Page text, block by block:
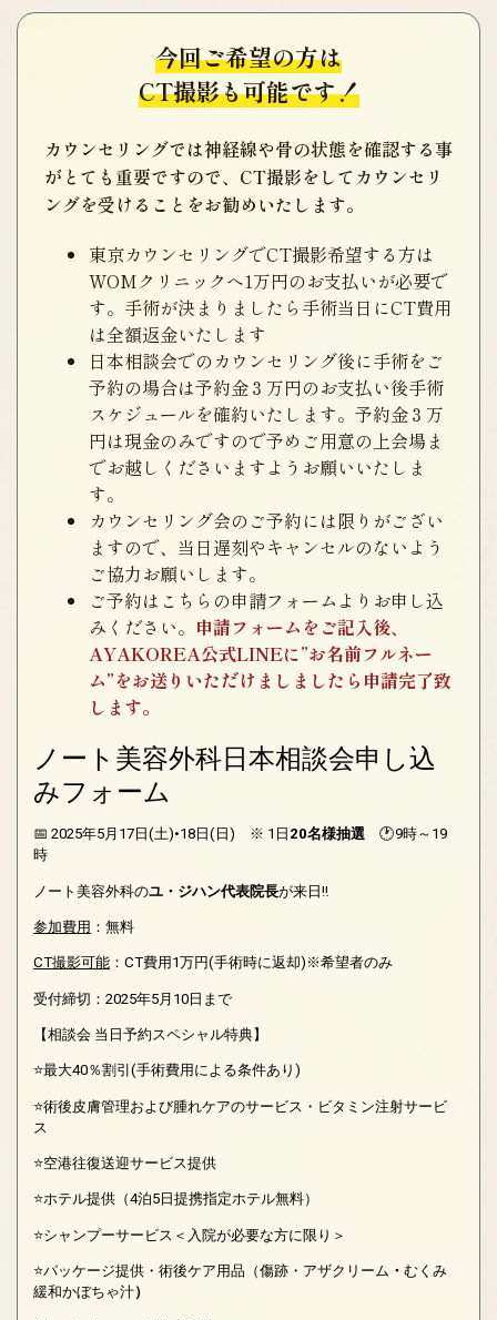
今回ご希望の方は
CT撮影も可能です！
カウンセリングでは神経線や骨の状態を確認する事
がとても重要ですので、CT撮影をしてカウンセリ
ングを受けることをお勧めいたします。
東京カウンセリングでCT撮影希望する方は
WOMクリニックへ1万円のお支払いが必要で
す。手術が決まりましたら手術当日にCT費用
は全額返金いたします
日本相談会でのカウンセリング後に手術をご
予約の場合は予約金３万円のお支払い後手術
スケジュールを確約いたします。予約金３万
円は現金のみですので予めご用意の上会場ま
でお越しくださいますようお願いいたしま
す。
カウンセリング会のご予約には限りがござい
ますので、当日遅刻やキャンセルのないよう
ご協力お願いします。
ご予約はこちらの申請フォームよりお申し込
みください。 申請フォームをご記入後、
AYAKOREA公式LINEに”お名前フルネー
ム”をお送りいただけましましたら申請完了致
します。